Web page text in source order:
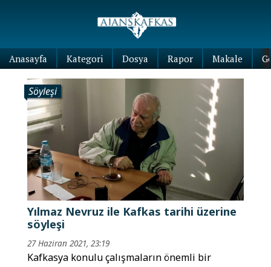
Anasayfa Kategori Dosya Rapor Makale
Söyleşi
Yılmaz Nevruz ile Kafkas tarihi üzerine
söyleşi
27 Haziran 2021, 23:19
Kafkasya konulu çalışmaların önemli bir